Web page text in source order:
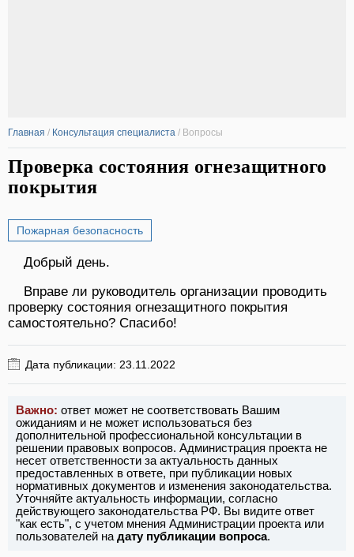
Главная / Консультация специалиста / Вопросы
Проверка состояния огнезащитного
покрытия
Пожарная безопасность
Добрый день.
Вправе ли руководитель организации проводить
проверку состояния огнезащитного покрытия
самостоятельно? Спасибо!
Дата публикации: 23.11.2022
Важно: ответ может не соответствовать Вашим
ожиданиям и не может использоваться без
дополнительной профессиональной консультации в
решении правовых вопросов. Администрация проекта не
несет ответственности за актуальность данных
предоставленных в ответе, при публикации новых
нормативных документов и изменения законодательства.
Уточняйте актуальность информации, согласно
действующего законодательства РФ. Вы видите ответ
"как есть", с учетом мнения Администрации проекта или
пользователей на дату публикации вопроса.